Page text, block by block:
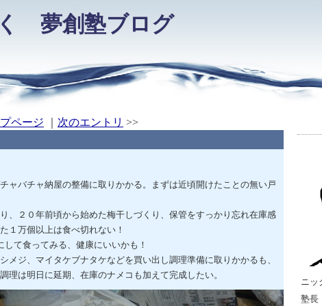
夢創塾ブログ
プページ 次のエントリ >>
ャバチャ納屋の整備に取りかかる。まずは近頃開けたことの無い戸
、２０年前頃から始めた梅干しづくり、保管をすっかり忘れ在庫感
１万個以上は食べ切れない！
て食ってみる、健康にいいかも！
メジ、マイタケブナタケなどを買い出し調理準備に取りかかるも、
理は明日に延期、在庫のナメコも加えて完成したい。
ニッ
塾長